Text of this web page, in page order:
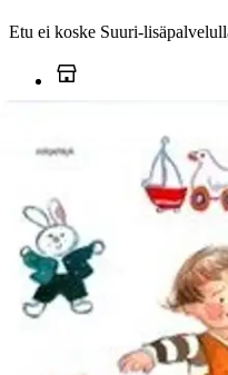
Etu ei koske
Tarkista
Ei saatavilla
Tuotekuvaus